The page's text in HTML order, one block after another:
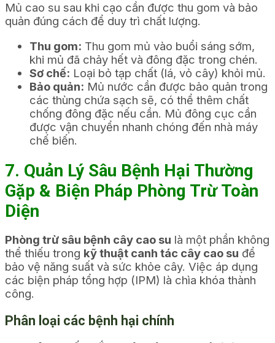
Mủ cao su sau khi cạo cần được thu gom và bảo
quản đúng cách để duy trì chất lượng.
Thu gom: Thu gom mủ vào buổi sáng sớm,
khi mủ đã chảy hết và đông đặc trong chén.
Sơ chế: Loại bỏ tạp chất (lá, vỏ cây) khỏi mủ.
Bảo quản: Mủ nước cần được bảo quản trong
các thùng chứa sạch sẽ, có thể thêm chất
chống đông đặc nếu cần. Mủ đông cục cần
được vận chuyển nhanh chóng đến nhà máy
chế biến.
7. Quản Lý Sâu Bệnh Hại Thường
Gặp & Biện Pháp Phòng Trừ Toàn
Diện
Phòng trừ sâu bệnh cây cao su là một phần không
thể thiếu trong kỹ thuật canh tác cây cao su để
bảo vệ năng suất và sức khỏe cây. Việc áp dụng
các biện pháp tổng hợp (IPM) là chìa khóa thành
công.
Phân loại các bệnh hại chính